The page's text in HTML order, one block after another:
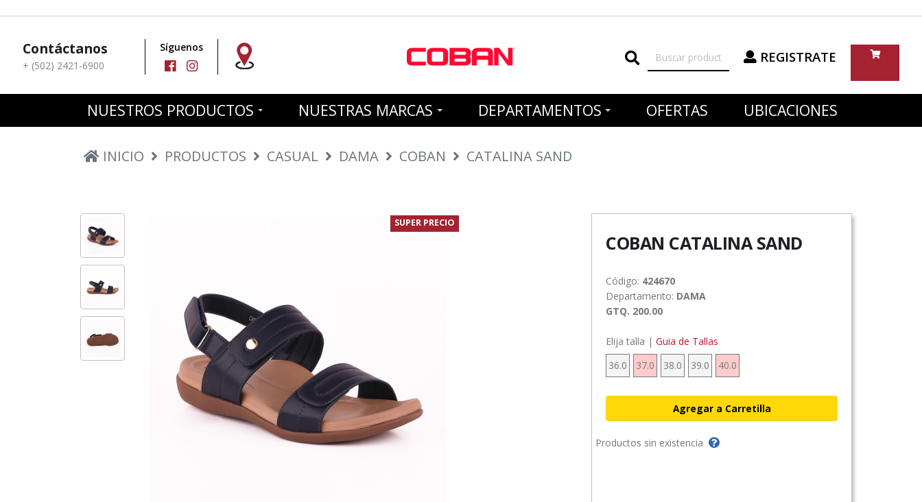
Contáctanos
+ (502) 2421-6900
Síguenos
REGISTRATE
NUESTROS PRODUCTOS NUESTRAS MARCAS DEPARTAMENTOS OFERTAS UBICACIONES
INICIO PRODUCTOS CASUAL DAMA COBAN CATALINA SAND
SUPER PRECIO
COBAN CATALINA SAND
Código: 424670
Departamento: DAMA
GTQ. 200.00
Elija talla | Guia de Tallas
36.0
37.0 38.0 39.0 40.0
Productos sin existencia